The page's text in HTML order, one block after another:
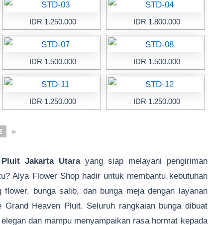
IDR 1.250.000 IDR 1.800.000
IDR 1.500.000 IDR 1.500.000
IDR 1.250.000 IDR 1.250.000
►
Jakarta Utarayang siap melayani pengiriman
Alya Flower Shop hadir untuk membantu kebutuhan
bunga salib, dan bunga meja dengan layanan
Heaven Pluit. Seluruh rangkaian bunga dibuat
dan mampu menyampaikan rasa hormat kepada